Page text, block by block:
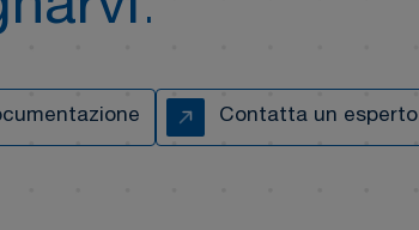
Contatta un esperto